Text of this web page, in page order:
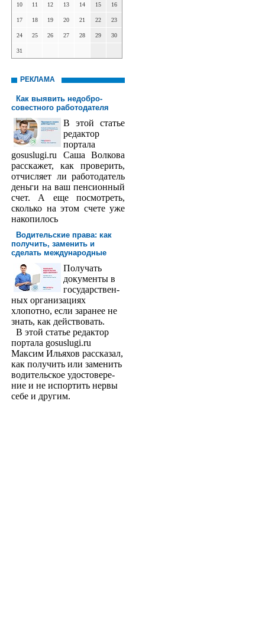
10 11 12 13 14 15 16
17 18 19 20 21 22 23
24 25 26 27 28 29 30
31
РЕКЛАМА
Как выявить недобро­
совестного работодателя
В этой статье
редактор
порта­ла
gosuslugi.ru Саша Волкова
расскажет, как проверить,
отчисляет ли работодатель
деньги на ваш пенсионный
счет. А еще посмотреть,
сколько на этом счете уже
накопилось
Водительские права: как
получить, заменить и
сделать международ­ные
Получать
доку­менты в
государствен­
ных организациях
хлопотно, если заранее не
знать, как действовать.
В этой статье редактор
портала gosuslugi.ru
Максим Ильяхов рассказал,
как получить или заменить
водительское удостовере­
ние и не испортить нервы
себе и другим.